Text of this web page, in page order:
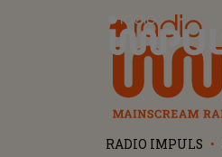
Radio Impuls
RADIO IMPULS